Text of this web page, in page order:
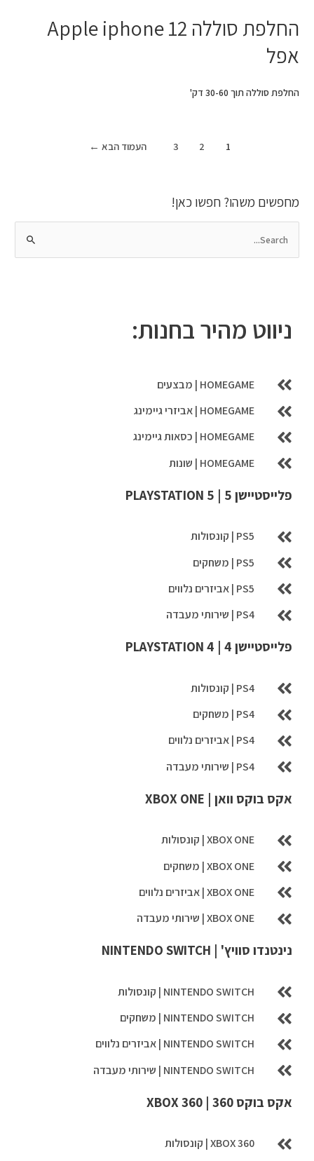
מחפשים משהו? חפשו כאן!
e
ניווט מהיר בחנות:
HOMEGAME | מבצעים
HOMEGAME | אביזרי גיימינג
HOMEGAME | כסאות גיימינג
HOMEGAME | שונות
פלייסטיישן 5 | PLAYSTATION 5
PS5 | קונסולות
PS5 | משחקים
PS5 | אביזרים נלווים
PS4 | שירותי מעבדה
פלייסטיישן 4 | PLAYSTATION 4
PS4 | קונסולות
PS4 | משחקים
PS4 | אביזרים נלווים
PS4 | שירותי מעבדה
אקס בוקס וואן | XBOX ONE
XBOX ONE | קונסולות
XBOX ONE | משחקים
XBOX ONE | אביזרים נלווים
XBOX ONE | שירותי מעבדה
נינטנדו סוויץ' | NINTENDO SWITCH
NINTENDO SWITCH | קונסולות
NINTENDO SWITCH | משחקים
NINTENDO SWITCH | אביזרים נלווים
NINTENDO SWITCH | שירותי מעבדה
אקס בוקס 360 | XBOX 360
XBOX 360 | קונסולות
‏החלפת סוללה Apple iphone 12
אפל
החלפת סוללה תוך 30-60 דק'
1
2
3 העמוד הבא ←